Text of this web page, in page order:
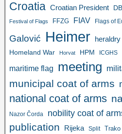
Croatia Croatian President
Festival of Flags FFZG FIAV Flags of
Galović Heimer heraldry
Homeland War Horvat HPM ICGHS
maritime flag meeting
municipal coat of arms
national coat of arms
Nazor Čorda nobility coat of
publication Rijeka Split